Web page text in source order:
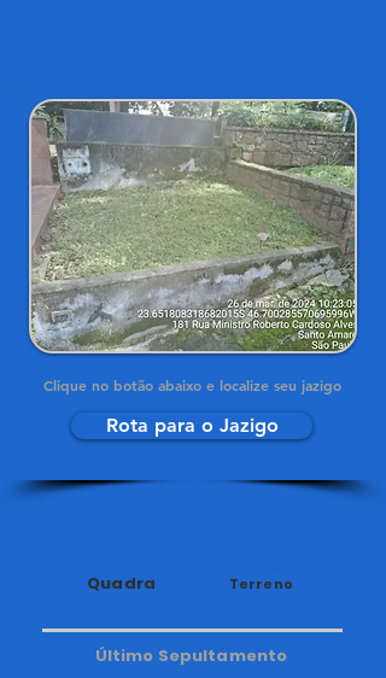
Clique no botão abaixo e localize seu jazigo
Rota para o Jazigo
Quadra Terreno
Último Sepultamento